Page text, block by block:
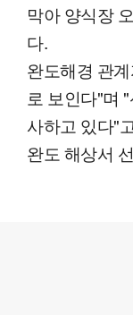
막아 양식장
다.
완도해경 관
로 보인다"며
사하고 있다"
완도 해상서